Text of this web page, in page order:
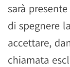
sarà
di spegnere
accettare,
chiamata